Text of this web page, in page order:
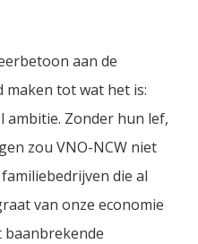
aan de
maken tot wat het is:
ambitie. Zonder hun lef,
zou VNO-NCW niet
die al
van onze economie